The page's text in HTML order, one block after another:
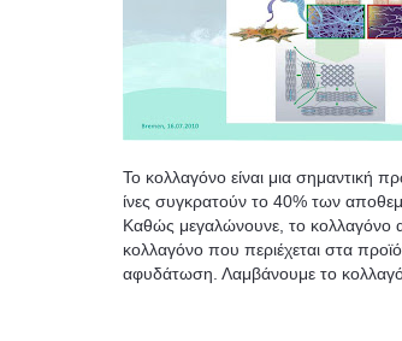
Το κολλαγόνο είναι μια σημαντική
ίνες συγκρατούν το 40% των
Καθώς μεγαλώνουνε, το κολλαγόνο
κολλαγόνο που περιέχεται στα
αφυδάτωση. Λαμβάνουμε το